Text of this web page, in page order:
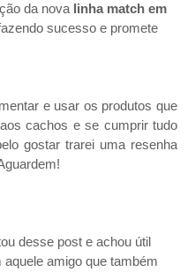
da nova linha match em
sucesso e promete
e usar os produtos que
cachos e se cumprir tudo
gostar trarei uma resenha
desse post e achou útil
amigo que também